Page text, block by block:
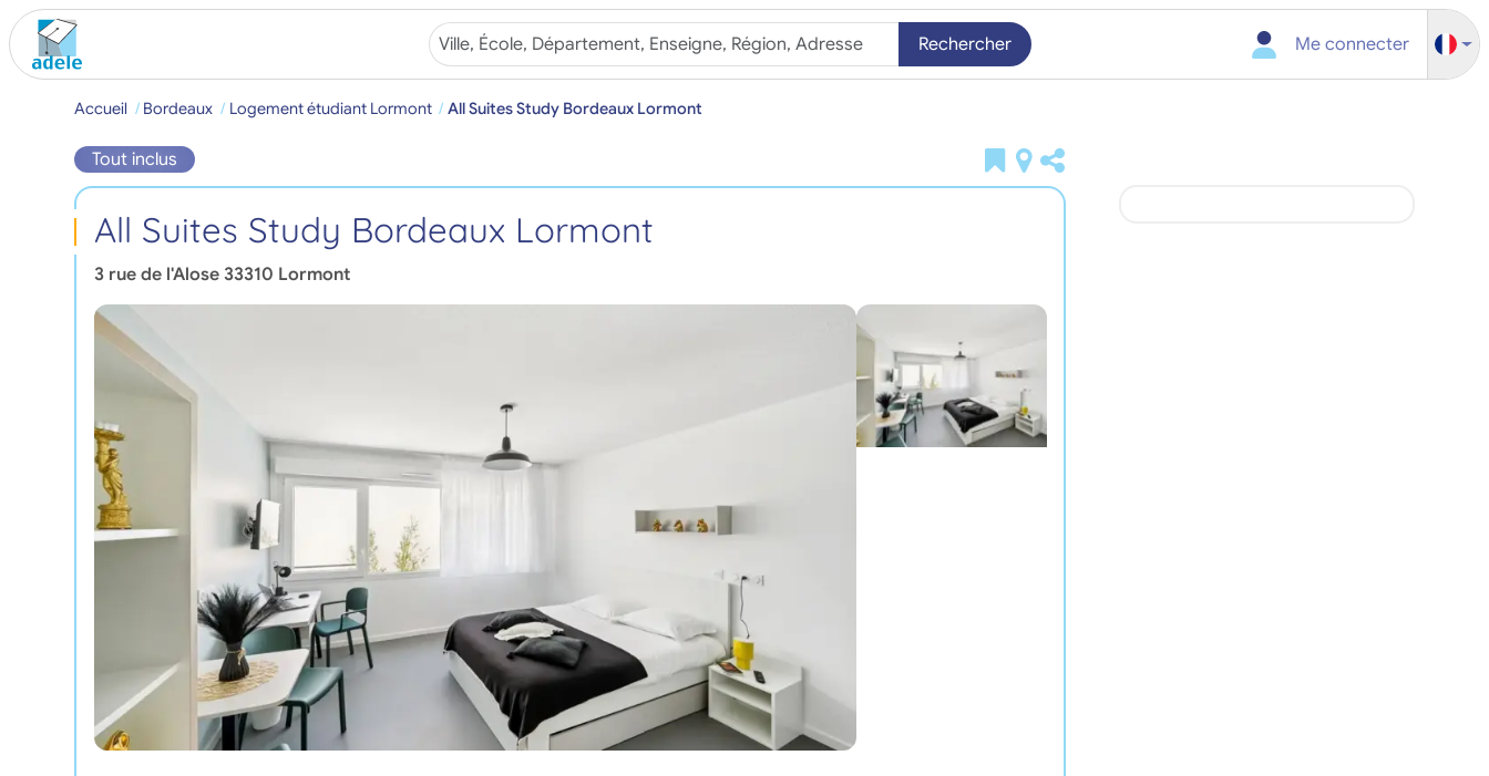
Rechercher Me connecter
Accueil Bordeaux Logement étudiant Lormont All Suites Study Bordeaux Lormont
Tout inclus
All Suites Study Bordeaux Lormont
3 rue de l'Alose 33310 Lormont